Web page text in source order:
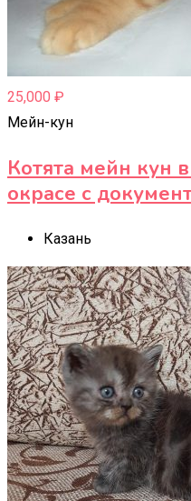
25,000 ₽
Мейн-кун
Котята мейн кун
окрасе с
Казань